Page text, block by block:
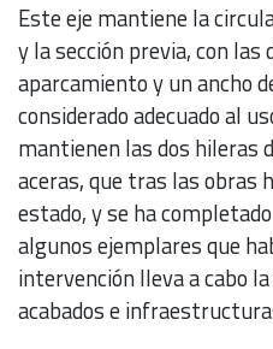
Este eje mantiene la
y la sección previa, con las
aparcamiento y un ancho
considerado adecuado al
mantienen las dos hileras
aceras, que tras las obras
estado, y se ha
algunos ejemplares que
intervención lleva a cabo
acabados e